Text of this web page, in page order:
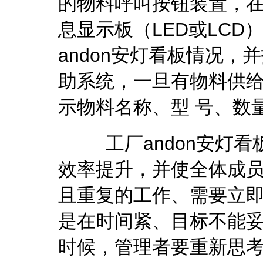
息显示板（LED或LCD
andon安灯看板情况，
助系统，一旦有物料供
示物料名称、型 号、数
工厂andon安灯看板
效率提升，并使全体成
且重复的工作、需要立
是在时间紧、目标不能
时候，管理者要重新思